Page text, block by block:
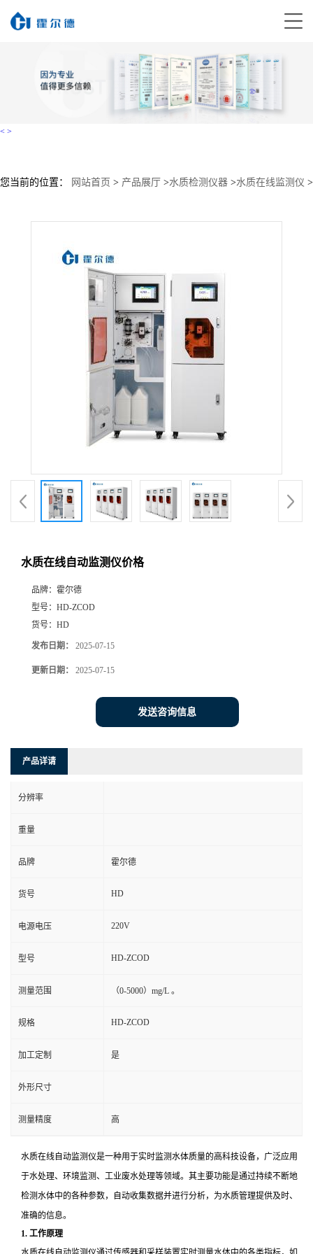
< >
您当前的位置： 网站首页 > 产品展厅 >水质检测仪器 >水质在线监测仪 >
水质在线自动监测仪价格
品牌： 霍尔德
型号： HD-ZCOD
货号： HD
发布日期： 2025-07-15
更新日期： 2025-07-15
发送咨询信息
产品详请
分辨率
重量
品牌 霍尔德
货号 HD
电源电压 220V
型号 HD-ZCOD
测量范围 （0-5000）mg/L 。
规格 HD-ZCOD
加工定制 是
外形尺寸
测量精度 高
水质在线自动监测仪是一种用于实时监测水体质量的高科技设备，广泛应用
于水处理、环境监测、工业废水处理等领域。其主要功能是通过持续不断地
检测水体中的各种参数，自动收集数据并进行分析，为水质管理提供及时、
准确的信息。
1. 工作原理